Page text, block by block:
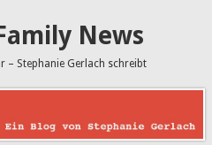
News
– Stephanie Gerlach schreibt